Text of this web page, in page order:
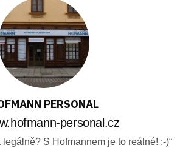
PERSONAL
personal.cz
S Hofmannem je to reálné! :-)“